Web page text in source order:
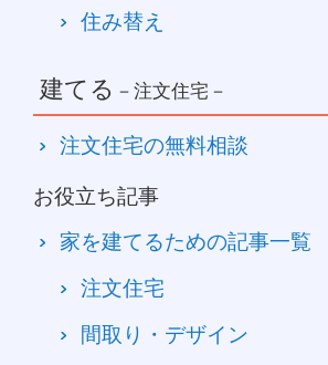
住み替え
建てる －注文住宅－
注文住宅の無料相談
お役立ち記事
家を建てるための記事一覧
注文住宅
間取り・デザイン